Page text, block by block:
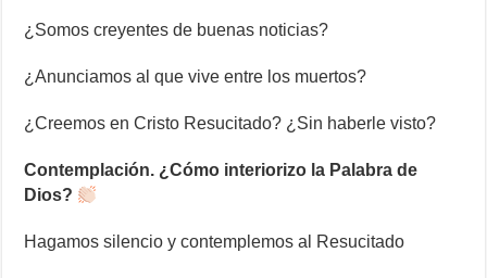
¿Somos creyentes de buenas noticias?
¿Anunciamos al que vive entre los muertos?
¿Creemos en Cristo Resucitado? ¿Sin haberle visto?
Contemplación. ¿Cómo interiorizo la Palabra de
Dios?
Hagamos silencio y contemplemos al Resucitado